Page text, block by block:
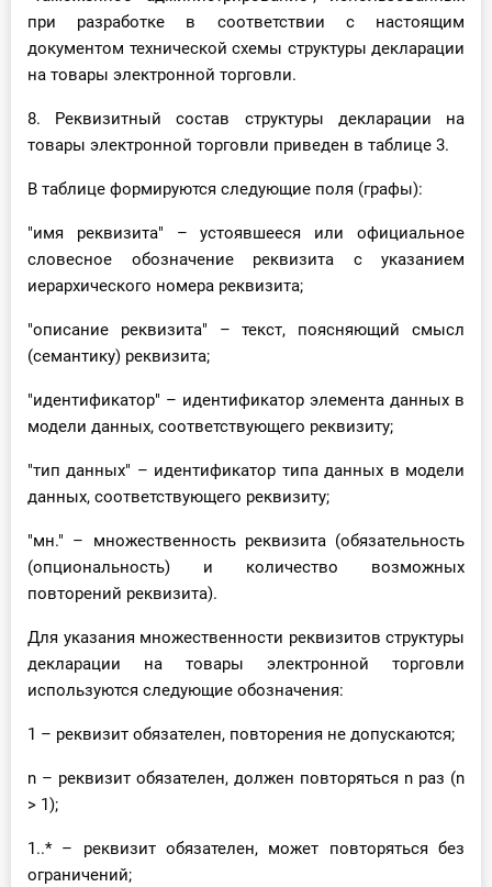
при разработке в соответствии с настоящим
документом технической схемы структуры декларации
на товары электронной торговли.
8. Реквизитный состав структуры декларации на
товары электронной торговли приведен в таблице 3.
В таблице формируются следующие поля (графы):
"имя реквизита" – устоявшееся или официальное
словесное обозначение реквизита с указанием
иерархического номера реквизита;
"описание реквизита" – текст, поясняющий смысл
(семантику) реквизита;
"идентификатор" – идентификатор элемента данных в
модели данных, соответствующего реквизиту;
"тип данных" – идентификатор типа данных в модели
данных, соответствующего реквизиту;
"мн." – множественность реквизита (обязательность
(опциональность) и количество возможных
повторений реквизита).
Для указания множественности реквизитов структуры
декларации на товары электронной торговли
используются следующие обозначения:
1 – реквизит обязателен, повторения не допускаются;
n – реквизит обязателен, должен повторяться n раз (n
> 1);
1..* – реквизит обязателен, может повторяться без
ограничений;